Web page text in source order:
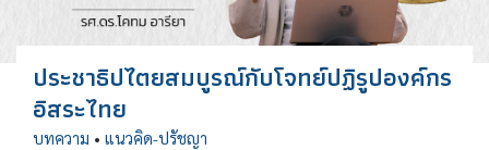
ประชาธิปไตยสมบูรณ์กับโจทย์ปฏิรูปองค์กร
อิสระไทย
บทความ • แนวคิด-ปรัชญา